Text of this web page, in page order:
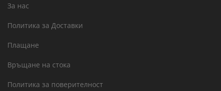
За нас
Политика за Доставки
Плащане
Връщане на стока
Политика за поверителност